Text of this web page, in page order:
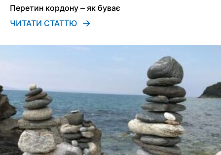
Перетин кордону – як буває
ЧИТАТИ СТАТТЮ